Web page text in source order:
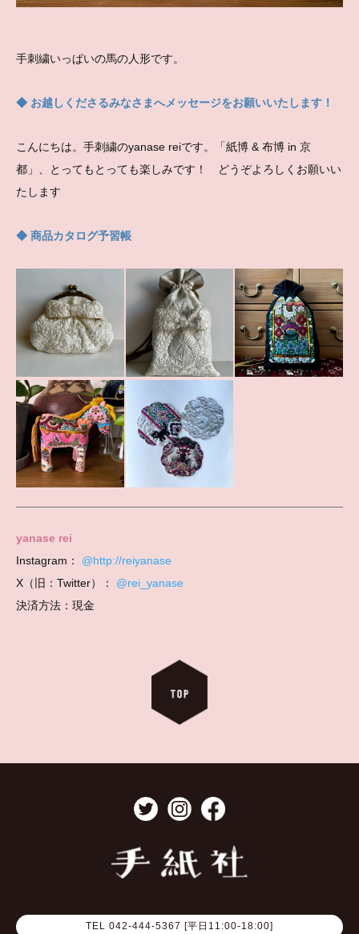
手刺繍いっぱいの馬の人形です。
◆ お越しくださるみなさまへメッセージをお願いいたします！
こんにちは。手刺繍のyanase reiです。「紙博 & 布博 in 京
都」、とってもとっても楽しみです！ どうぞよろしくお願いい
たします
◆ 商品カタログ予習帳
yanase rei
Instagram： @http://reiyanase
X（旧：Twitter）： @rei_yanase
決済方法：現金
TEL 042-444-5367 [平日11:00-18:00]